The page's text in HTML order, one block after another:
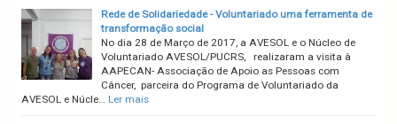
Rede de Solidariedade - Voluntariado uma ferramenta de
transformação social
No dia 28 de Março de 2017, a AVESOL e o Núcleo de
Voluntariado AVESOL/PUCRS, realizaram a visita à
AAPECAN- Associação de Apoio as Pessoas com
Câncer, parceira do Programa de Voluntariado da
AVESOL e Núcle…
Ler mais